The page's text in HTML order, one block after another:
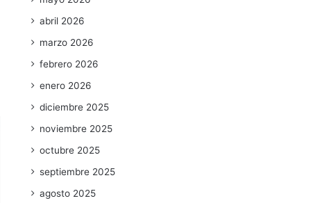
abril 2026
marzo 2026
febrero 2026
enero 2026
diciembre 2025
noviembre 2025
octubre 2025
septiembre 2025
agosto 2025